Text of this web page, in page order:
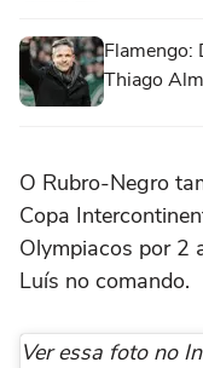
Flamengo:
Thiago
O Rubro-Negro
Copa
Olympiacos por 2
Luís no comando.
Ver essa foto no